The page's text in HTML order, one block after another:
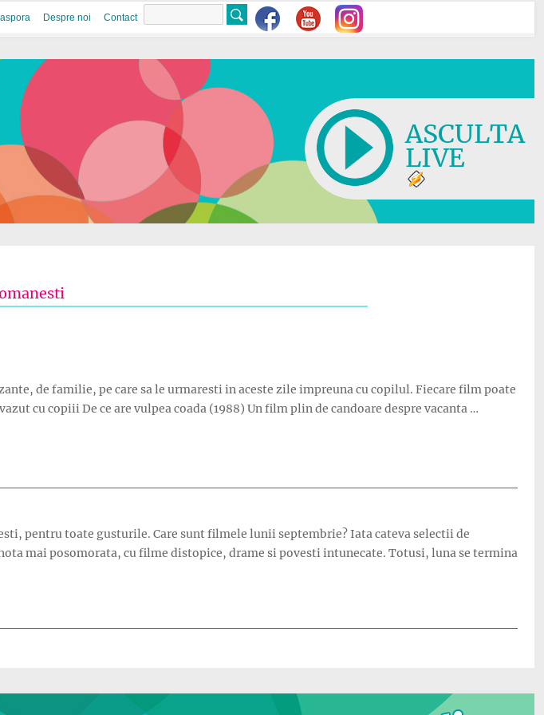
Despre noi Contact
ASCULTA
LIVE
de familie, pe care sa le urmaresti in aceste zile impreuna cu copilul. Fiecare film poate
cu copiii De ce are vulpea coada (1988) Un film plin de candoare despre vacanta …
pentru toate gusturile. Care sunt filmele lunii septembrie? Iata cateva selectii de
mai posomorata, cu filme distopice, drame si povesti intunecate. Totusi, luna se termina